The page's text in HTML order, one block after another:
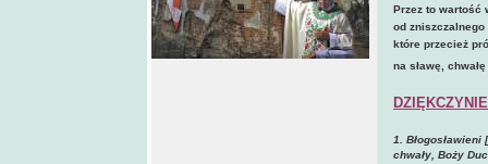
Przez to wartość
od zniszczalnego
które przecież
na sławę,
1.
chwały, Boży